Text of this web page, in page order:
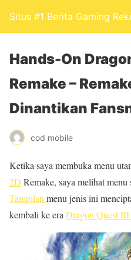
Situs #1 Berita Gaming
Hands-On
Remake –
Dinantikan
cod mobile
Ketika saya membuka menu
2D Remake, saya melihat
Tampilan menu jenis ini
kembali ke era Dragon Quest III